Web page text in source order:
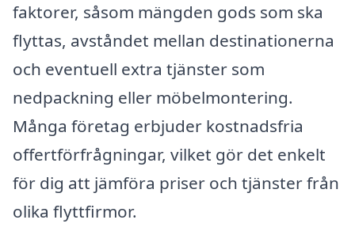
faktorer, såsom mängden gods som ska
flyttas, avståndet mellan destinationerna
och eventuell extra tjänster som
nedpackning eller möbelmontering.
Många företag erbjuder kostnadsfria
offertförfrågningar, vilket gör det enkelt
för dig att jämföra priser och tjänster från
olika flyttfirmor.